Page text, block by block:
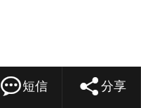
短信  分享